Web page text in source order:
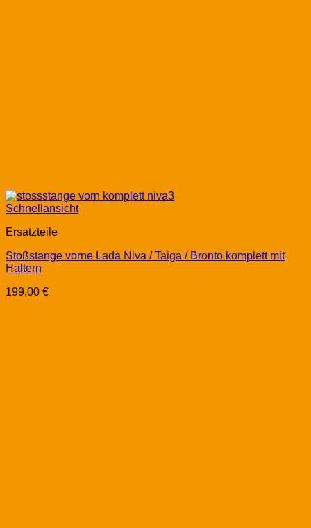
Schnellansicht
Ersatzteile
Stoßstange vorne Lada Niva / Taiga / Bronto komplett mit
Haltern
199,00 €